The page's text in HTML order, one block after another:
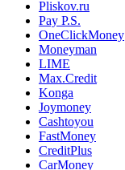
Pliskov.ru
Pay P.S.
OneClickMoney
Moneyman
LIME
Max.Credit
Konga
Joymoney
Cashtoyou
FastMoney
CreditPlus
CarMoney